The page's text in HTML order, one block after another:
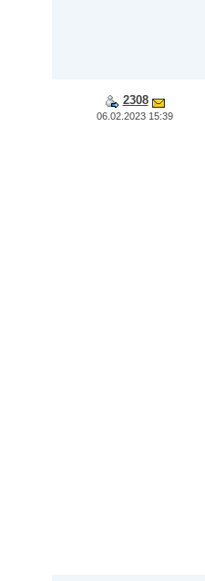
2308
06.02.2023 15:39